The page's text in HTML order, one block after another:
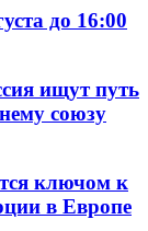
до 16:00
ищут путь
союзу
ключом к
в Европе